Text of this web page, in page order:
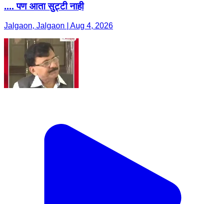
.... पण आता सुट्टी नाही
Jalgaon, Jalgaon | Aug 4, 2026